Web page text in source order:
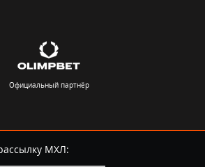
Официальный партнёр
МХЛ: